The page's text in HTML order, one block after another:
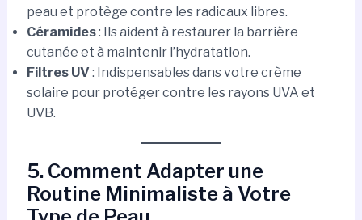
peau et protège contre les radicaux libres.
Céramides: Ils aident à restaurer la barrière
cutanée et à maintenir l’hydratation.
Filtres UV : Indispensables dans votre crème
solaire pour protéger contre les rayons UVA et
UVB.
5. Comment Adapter une
Routine Minimaliste à Votre